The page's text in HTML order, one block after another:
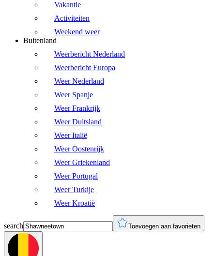
Vakantie
Activiteiten
Weekend weer
Buitenland
Weerbericht Nederland
Weerbericht Europa
Weer Nederland
Weer Spanje
Weer Frankrijk
Weer Duitsland
Weer Italië
Weer Oostenrijk
Weer Griekenland
Weer Portugal
Weer Turkije
Weer Kroatië
search Toevoegen aan favorieten